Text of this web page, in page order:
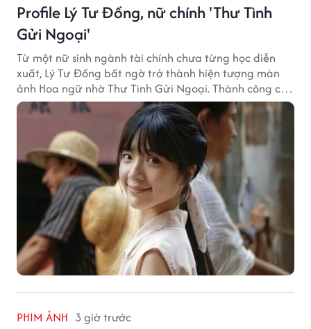
Profile Lý Tư Đồng, nữ chính 'Thư Tình
Gửi Ngoại'
Từ một nữ sinh ngành tài chính chưa từng học diễn
xuất, Lý Tư Đồng bất ngờ trở thành hiện tượng màn
ảnh Hoa ngữ nhờ Thư Tình Gửi Ngoại. Thành công của
bộ phim doanh thu hơn 8.100 tỷ đồng đã mở ra bước
ngoặt lớn trong cuộc đời cô gái sinh năm 2004.
PHIM ẢNH 3 giờ trước